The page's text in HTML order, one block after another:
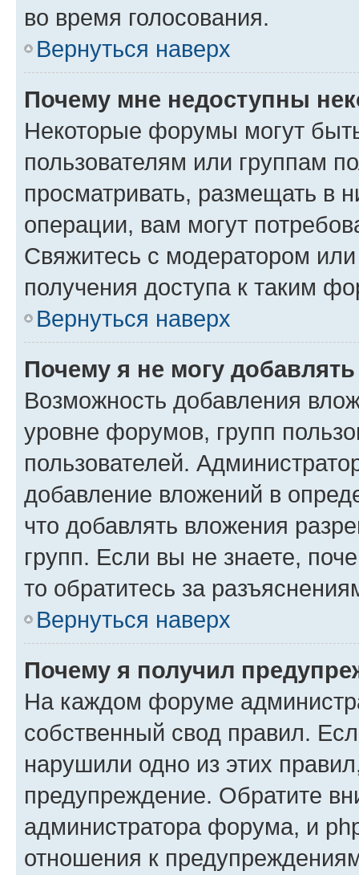
во время голосования.
Вернуться наверх
Почему мне недоступны
Некоторые форумы могут
пользователям или группам
просматривать, размещать в
операции, вам могут
Свяжитесь с модератором
получения доступа к таким
Вернуться наверх
Почему я не могу
Возможность добавления
уровне форумов, групп
пользователей.
добавление вложений в
что добавлять вложения
групп. Если вы не знаете,
то обратитесь за
Вернуться наверх
Почему я получил
На каждом форуме
собственный свод правил.
нарушили одно из этих
предупреждение. Обратите
администратора форума, и
отношения к